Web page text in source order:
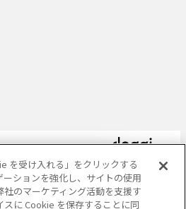
を受け入れる」をクリックする
ーションを強化し、サイトの使用
社のマーケティング活動を支援す
スに Cookie を保存することに同